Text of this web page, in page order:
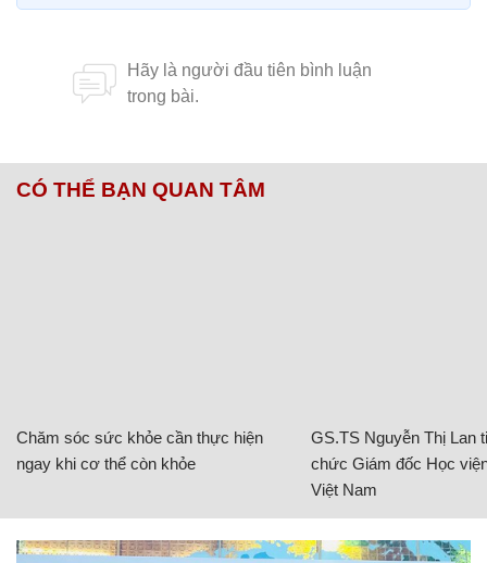
CÓ THỂ BẠN QUAN TÂM
Chăm sóc sức khỏe cần thực hiện
ngay khi cơ thể còn khỏe
GS.TS Nguyễn Thị Lan
chức Giám đốc Học
Việt Nam